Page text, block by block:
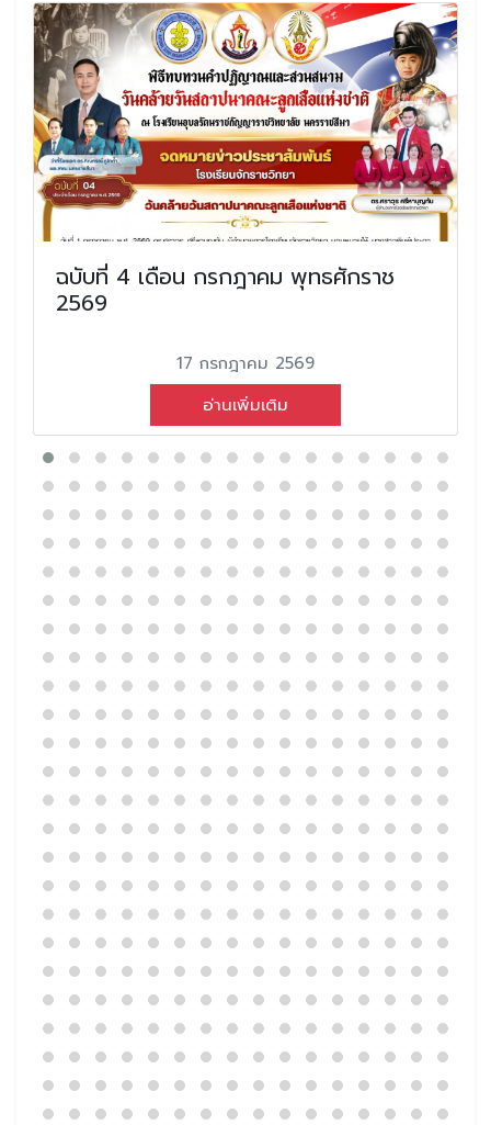
ฉบับที่ 4 เดือน กรกฎาคม พุทธศักราช
2569
17 กรกฎาคม 2569
อ่านเพิ่มเติม